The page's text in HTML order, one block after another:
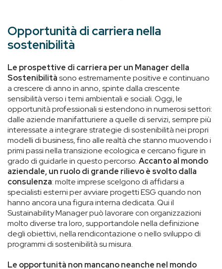
Opportunità di carriera nella
sostenibilità
Le prospettive di carriera per un Manager della
Sostenibilitàsono estremamente positive e continuano
a crescere di anno in anno, spinte dalla crescente
sensibilità verso i temi ambientali e sociali. Oggi, le
opportunità professionali si estendono in numerosi settori:
dalle aziende manifatturiere a quelle di servizi, sempre più
interessate a integrare strategie di sostenibilità nei propri
modelli di business, fino alle realtà che stanno muovendo i
primi passi nella transizione ecologica e cercano figure in
grado di guidarle in questo percorso.Accanto al mondo
aziendale, un ruolo di grande rilievo è svolto dalla
consulenza: molte imprese scelgono di affidarsi a
specialisti esterni per avviare progetti ESG quando non
hanno ancora una figura interna dedicata. Qui il
Sustainability Manager può lavorare con organizzazioni
molto diverse tra loro, supportandole nella definizione
degli obiettivi, nella rendicontazione o nello sviluppo di
programmi di sostenibilità su misura.
Le opportunità non mancano neanche nel mondo